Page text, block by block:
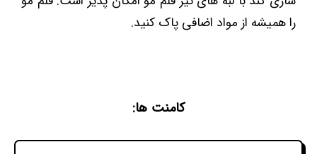
را همیشه از مواد اضافی پاک کنید.
کامنت ها: